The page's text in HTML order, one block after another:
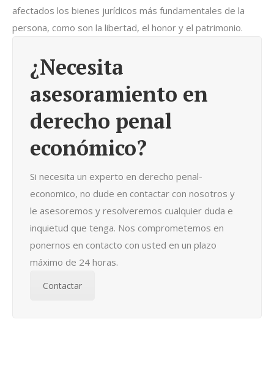
afectados los bienes jurídicos más fundamentales de la
persona, como son la libertad, el honor y el patrimonio.
¿Necesita
asesoramiento en
derecho penal
económico?
Si necesita un experto en derecho penal-
economico, no dude en contactar con nosotros y
le asesoremos y resolveremos cualquier duda e
inquietud que tenga. Nos comprometemos en
ponernos en contacto con usted en un plazo
máximo de 24 horas.
Contactar